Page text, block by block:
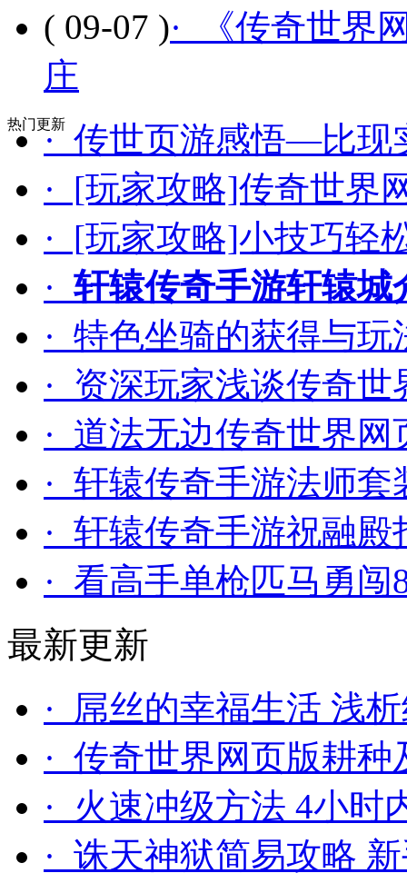
( 09-07 )· 《传奇世界
庄
热门更新· 传世页游感悟—比现
· [玩家攻略]传奇世界
· [玩家攻略]小技巧轻
·轩辕传奇手游轩辕城
· 特色坐骑的获得与玩
· 资深玩家浅谈传奇
· 道法无边传奇世界
· 轩辕传奇手游法师
· 轩辕传奇手游祝融
· 看高手单枪匹马勇闯
最新更新
· 屌丝的幸福生活 浅
· 传奇世界网页版耕种
· 火速冲级方法 4小时
· 诛天神狱简易攻略